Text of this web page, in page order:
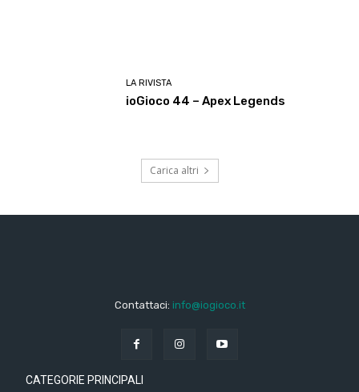
LA RIVISTA
ioGioco 44 – Apex Legends
Carica altri
Contattaci: info@iogioco.it
CATEGORIE PRINCIPALI